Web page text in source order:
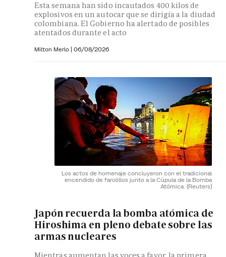
Esta semana han sido incautados 400 kilos de
explosivos en un autocar que se dirigía a la diudad
colombiana. El Gobierno ha alertado de posibles
atentados durante el acto
Milton Merlo | 06/08/2026
Los actos de homenaje concluyeron con el tradicional
encendido de farolillos junto a la Cúpula de la Bomba
Atómica. (Reuters)
Japón recuerda la bomba atómica de
Hiroshima en pleno debate sobre las
armas nucleares